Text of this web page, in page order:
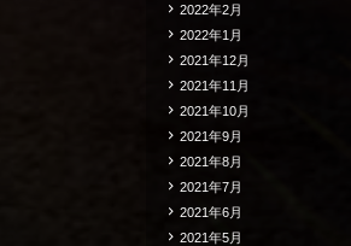
2022年2月
2022年1月
2021年12月
2021年11月
2021年10月
2021年9月
2021年8月
2021年7月
2021年6月
2021年5月